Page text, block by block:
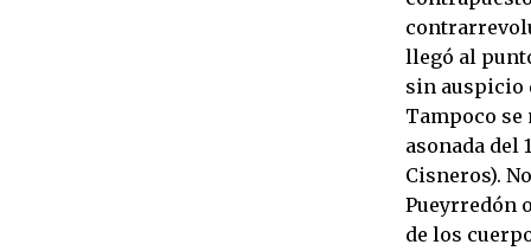
llegó al
sin auspicio
Tampoco
asonada del
Cisneros).
Pueyrredón
de los